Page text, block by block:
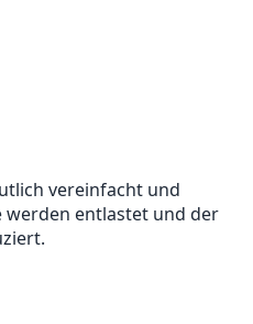
vereinfacht und
entlastet und der